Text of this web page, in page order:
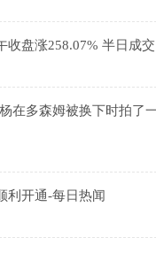
收盘涨258.07% 半日成
在多森姆被换下时拍了
利开通-每日热闻